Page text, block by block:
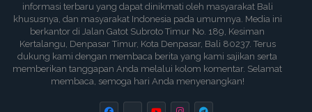
informasi terbaru yang dapat dinikmati oleh masyarakat Bali
khususnya, dan masyarakat Indonesia pada umumnya. Media ini
berkantor di Jalan Gatot Subroto Timur No. 189, Kesiman
Kertalangu, Denpasar Timur, Kota Denpasar, Bali 80237. Terus
dukung kami dengan membaca berita yang kami sajikan serta
memberikan tanggapan Anda melalui kolom komentar. Selamat
membaca, semoga hari Anda menyenangkan!